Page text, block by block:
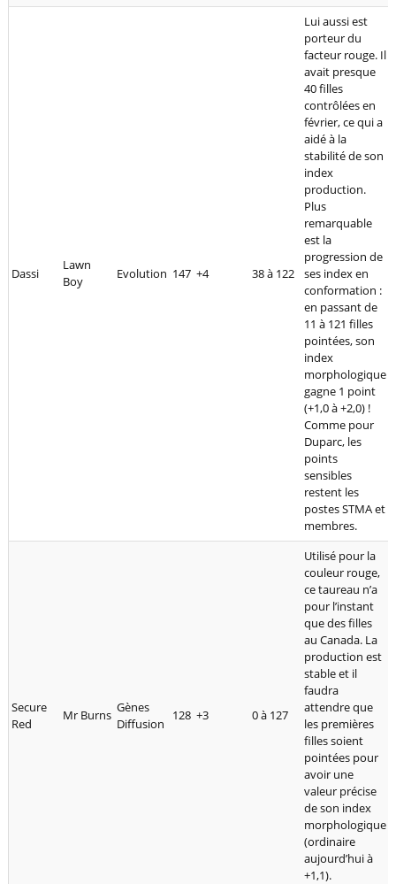
Dassi
Lawn
Boy
Evolution 147 +4 38 à 122
Lui aussi est
porteur du
facteur rouge. Il
avait presque
40 filles
contrôlées en
février, ce qui a
aidé à la
stabilité de son
index
production.
Plus
remarquable
est la
progression de
ses index en
conformation :
en passant de
11 à 121 filles
pointées, son
index
morphologique
gagne 1 point
(+1,0 à +2,0) !
Comme pour
Duparc, les
points
sensibles
restent les
postes STMA et
membres.
Secure
Red
Mr Burns Gènes
Diffusion
128 +3 0 à 127
Utilisé pour la
couleur rouge,
ce taureau n’a
pour l’instant
que des filles
au Canada. La
production est
stable et il
faudra
attendre que
les premières
filles soient
pointées pour
avoir une
valeur précise
de son index
morphologique
(ordinaire
aujourd’hui à
+1,1).